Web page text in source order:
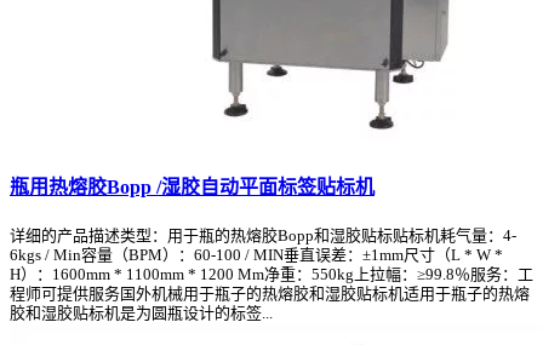
瓶用热熔胶Bopp /湿胶自动平面标签贴标机
详细的产品描述类型：用于瓶的热熔胶Bopp和湿胶贴标贴标机耗气量：4-
6kgs / Min容量（BPM）：60-100 / MIN垂直误差：±1mm尺寸（L * W *
H）：1600mm * 1100mm * 1200 Mm净重：550kg上拉幅：≥99.8％服务：工
程师可提供服务国外机械用于瓶子的热熔胶和湿胶贴标机适用于瓶子的热熔
胶和湿胶贴标机是为圆瓶设计的标签...